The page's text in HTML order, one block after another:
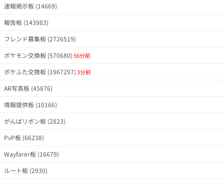
速報掲示板 (14669)
報告板 (143983)
フレンド募集板 (2726519)
ポケモン交換板 (570680)56分前
ポケふた交換板 (1967297)3分前
AR写真板 (45876)
情報提供板 (10166)
がんばリボン板 (2823)
PvP板 (66238)
Wayfarer板 (16679)
ルート板 (2930)